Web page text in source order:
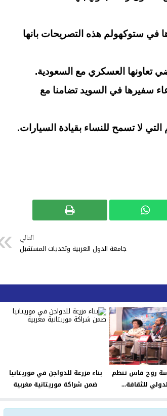
ستوكهولم هذه التصريحات بانها
تعاونها العسكري مع السعودية.
سفيرها في السويد تضامنا مع
لا تسمح للنساء بقيادة السيارات.
التالي
جامعة الدول العربية وتحديات المستقبل
روح فاس تنظم
للثقافة...
بناء مزرعة للدواجن في موريتانيا
ضمن شراكة موريتانية مغربية